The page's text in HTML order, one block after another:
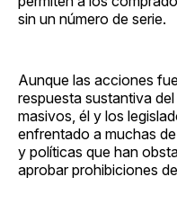
sin un número de serie.
Aunque las acciones
respuesta sustantiva
masivos, él y los
enfrentado a muchas
y políticas que han
aprobar prohibiciones